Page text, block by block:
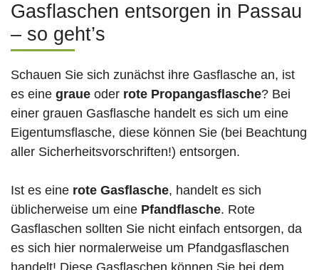
Gasflaschen entsorgen in Passau
– so geht’s
Schauen Sie sich zunächst ihre Gasflasche an, ist
es eine graue oder rote Propangasflasche? Bei
einer grauen Gasflasche handelt es sich um eine
Eigentumsflasche, diese können Sie (bei Beachtung
aller Sicherheitsvorschriften!) entsorgen.
Ist es eine rote Gasflasche, handelt es sich
üblicherweise um eine Pfandflasche. Rote
Gasflaschen sollten Sie nicht einfach entsorgen, da
es sich hier normalerweise um Pfandgasflaschen